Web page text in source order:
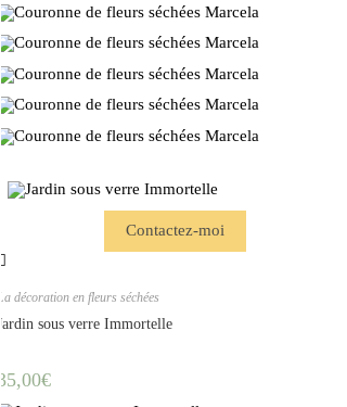
Contactez-moi
La décoration en fleurs séchées
Jardin sous verre Immortelle
35,00€